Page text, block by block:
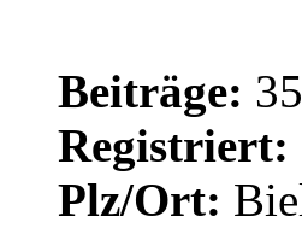
Beiträge:
Registriert:
Plz/Ort: